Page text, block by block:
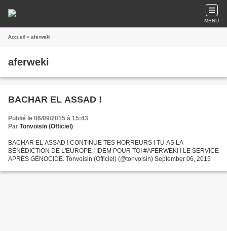
MENU
Accueil » aferweki
aferweki
BACHAR EL ASSAD !
Publié le 06/09/2015 à 15:43
Par Tonvoisin (Officiel)
BACHAR EL ASSAD ! CONTINUE TES HORREURS ! TU AS LA
BÉNÉDICTION DE L'EUROPE ! IDEM POUR TOI #AFERWEKI ! LE SERVICE
APRÈS GÉNOCIDE. Tonvoisin (Officiel) (@tonvoisin) September 06, 2015